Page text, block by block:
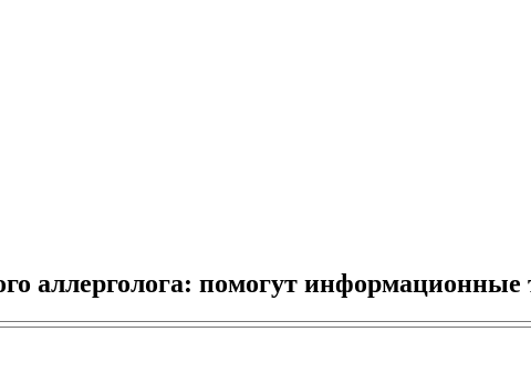
аллерголога: помогут информационные